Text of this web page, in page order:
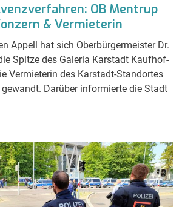
OB Mentrup
& Vermieterin
Appell hat sich Oberbürgermeister Dr.
Spitze des Galeria Karstadt Kaufhof-
Vermieterin des Karstadt-Standortes
Darüber informierte die Stadt